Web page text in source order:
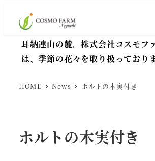
耳納連山の麓。株式会社コスモフ
は、季節の花々を取り扱っておりま
HOME News ホルトの木実付き
ホルトの木実付き